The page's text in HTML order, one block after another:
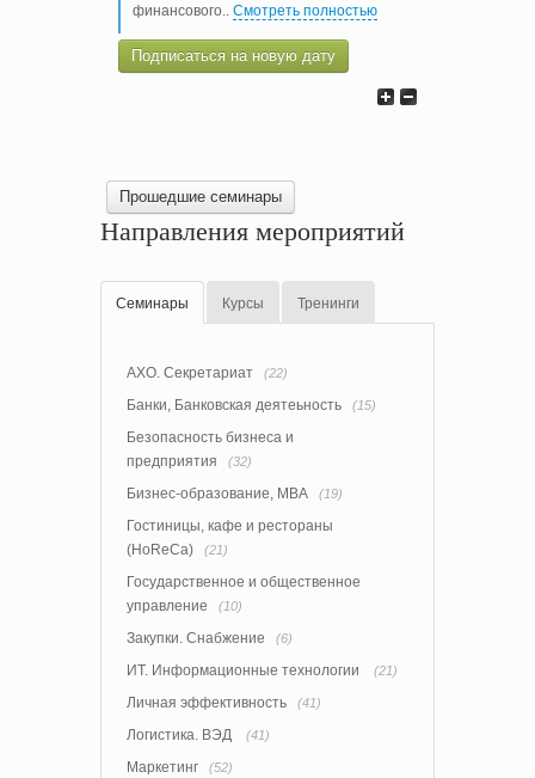
финансового.. Смотреть полностью
Подписаться на новую дату
Прошедшие семинары
Направления мероприятий
Семинары Курсы Тренинги
АХО. Секретариат (22)
Банки, Банковская деятеьность (15)
Безопасность бизнеса и
предприятия
(32)
Бизнес-образование, MBA (19)
Гостиницы, кафе и рестораны
(HoReCa)
(21)
Государственное и общественное
управление
(10)
Закупки. Снабжение (6)
ИТ. Информационные технологии (21)
Личная эффективность (41)
Логистика. ВЭД (41)
Маркетинг (52)